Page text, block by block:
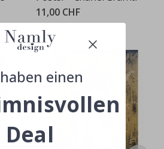
11,00 CHF
einen
Deal